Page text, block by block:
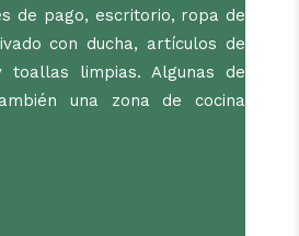
de pago, escritorio, ropa de
con ducha, artículos de
toallas limpias. Algunas de
una zona de cocina